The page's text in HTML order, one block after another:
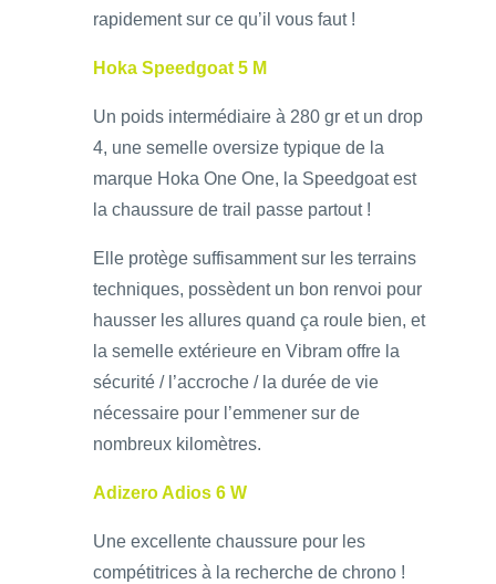
rapidement sur ce qu’il vous faut !
Hoka Speedgoat 5 M
Un poids intermédiaire à 280 gr et un drop
4, une semelle oversize typique de la
marque Hoka One One, la Speedgoat est
la chaussure de trail passe partout !
Elle protège suffisamment sur les terrains
techniques, possèdent un bon renvoi pour
hausser les allures quand ça roule bien, et
la semelle extérieure en Vibram offre la
sécurité / l’accroche / la durée de vie
nécessaire pour l’emmener sur de
nombreux kilomètres.
Adizero Adios 6 W
Une excellente chaussure pour les
compétitrices à la recherche de chrono !